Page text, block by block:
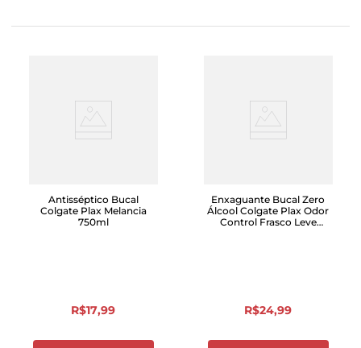
Antisséptico Bucal
Colgate Plax Melancia
750ml
R$17,99
Enxaguante Bucal Zero
Álcool Colgate Plax Odor
Control Frasco Leve
R$24,99